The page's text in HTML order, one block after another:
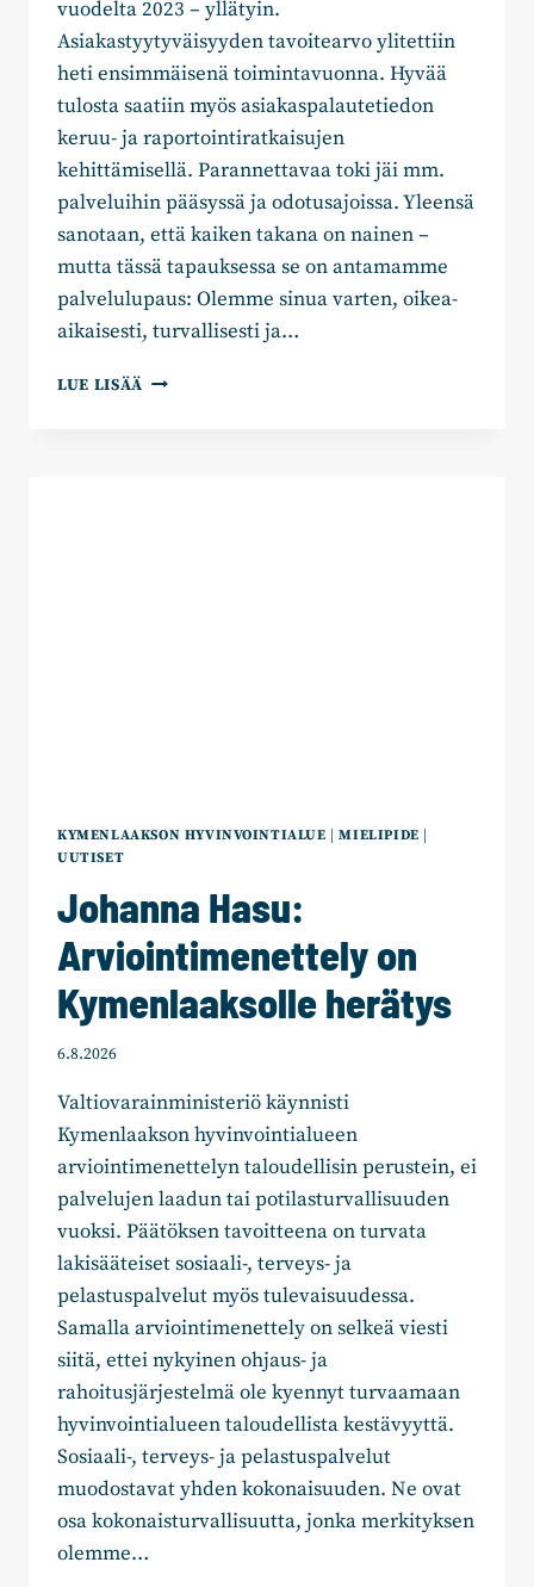
vuodelta 2023 – yllätyin.
Asiakastyytyväisyyden tavoitearvo ylitettiin
heti ensimmäisenä toimintavuonna. Hyvää
tulosta saatiin myös asiakaspalautetiedon
keruu- ja raportointiratkaisujen
kehittämisellä. Parannettavaa toki jäi mm.
palveluihin pääsyssä ja odotusajoissa. Yleensä
sanotaan, että kaiken takana on nainen –
mutta tässä tapauksessa se on antamamme
palvelulupaus: Olemme sinua varten, oikea-
aikaisesti, turvallisesti ja…
LUE LISÄÄ JOHANNA
KYMENLAAKSON HYVINVOINTIALUE |MIELIPIDE
UUTISET
Johanna Hasu:
Arviointimenettely on
Kymenlaaksolle herätys
6.8.2026
Valtiovarainministeriö käynnisti
Kymenlaakson hyvinvointialueen
arviointimenettelyn taloudellisin perustein, ei
palvelujen laadun tai potilasturvallisuuden
vuoksi. Päätöksen tavoitteena on turvata
lakisääteiset sosiaali-, terveys- ja
pelastuspalvelut myös tulevaisuudessa.
Samalla arviointimenettely on selkeä viesti
siitä, ettei nykyinen ohjaus- ja
rahoitusjärjestelmä ole kyennyt turvaamaan
hyvinvointialueen taloudellista kestävyyttä.
Sosiaali-, terveys- ja pelastuspalvelut
muodostavat yhden kokonaisuuden. Ne ovat
osa kokonaisturvallisuutta, jonka merkityksen
olemme…